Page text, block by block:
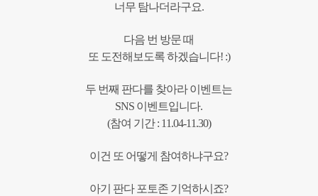
너무 탐나더라구요.
다음 번 방문 때
또 도전해보도록 하겠습니다! :)
두 번째 판다를 찾아라 이벤트는
SNS 이벤트입니다.
(참여 기간 : 11.04-11.30)
이건 또 어떻게 참여하냐구요?
아기 판다 포토존 기억하시죠?